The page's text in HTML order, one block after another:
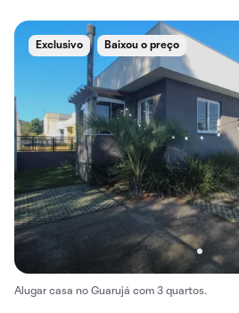
Exclusivo Baixou o preço
Alugar casa no Guarujá com 3 quartos.